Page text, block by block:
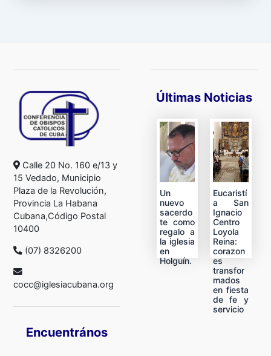
Calle 20 No. 160 e/13 y
15 Vedado, Municipio
Plaza de la Revolución,
Provincia La Habana
Cubana,Código Postal
10400
(07) 8326200
cocc@iglesiacubana.org
Últimas Noticias
Un
nuevo
sacerdo
te como
regalo a
la iglesia
en
Holguín.
Eucaristí
a San
Ignacio
Centro
Loyola
Reina:
corazon
es
transfor
mados
en fiesta
de fe y
servicio
Encuentrános